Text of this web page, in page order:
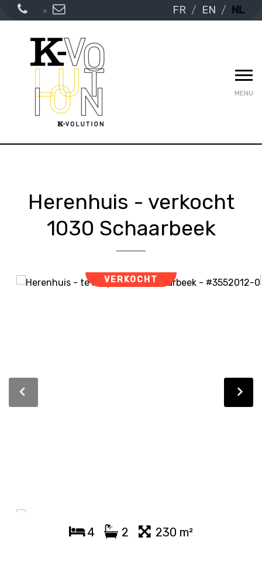
FR EN NL
MENU
Herenhuis - verkocht
1030 Schaarbeek
VERKOCHT
4 2 230 m²